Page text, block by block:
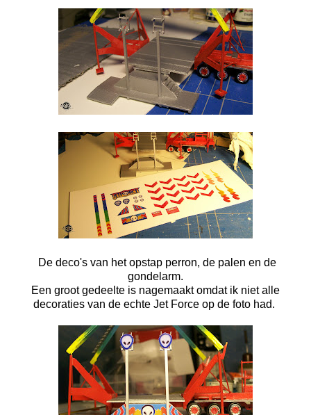
De deco's van het opstap perron, de palen en de
gondelarm.
Een groot gedeelte is nagemaakt omdat ik niet alle
decoraties van de echte Jet Force op de foto had.